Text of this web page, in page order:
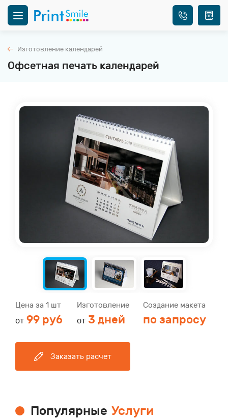
Изготовление календарей
Офсетная печать календарей
Цена за 1 шт
от 99 руб
Изготовление
от3 дней
Создание макета
по запросу
Заказать расчет
Популярные Услуги